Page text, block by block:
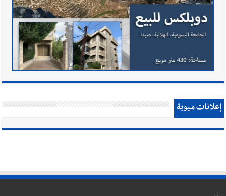
إعلانات مبوبة